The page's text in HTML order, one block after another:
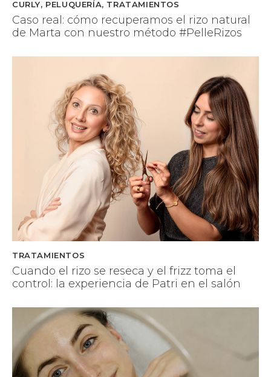
CURLY, PELUQUERÍA, TRATAMIENTOS
Caso real: cómo recuperamos el rizo natural
de Marta con nuestro método #PelleRizos
TRATAMIENTOS
Cuando el rizo se reseca y el frizz toma el
control: la experiencia de Patri en el salón